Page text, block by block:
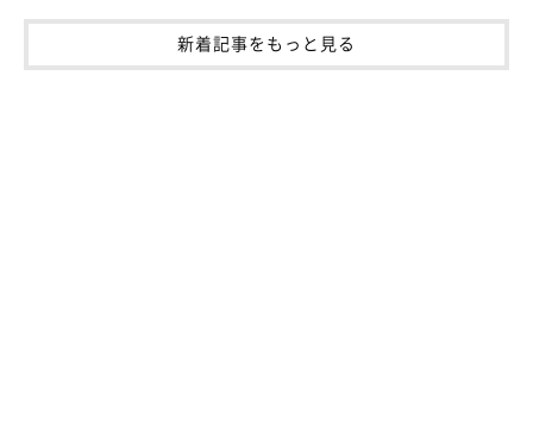
ポイント３：頭を下げて、伏せの体勢に
新着記事をもっと見る